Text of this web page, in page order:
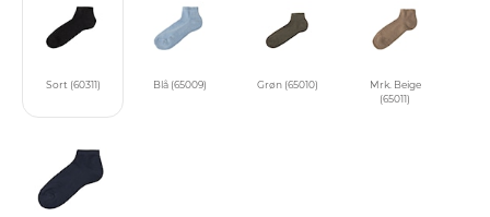
Sort (60311) Blå (65009) Grøn (65010)
Mrk. Beige
(65011)